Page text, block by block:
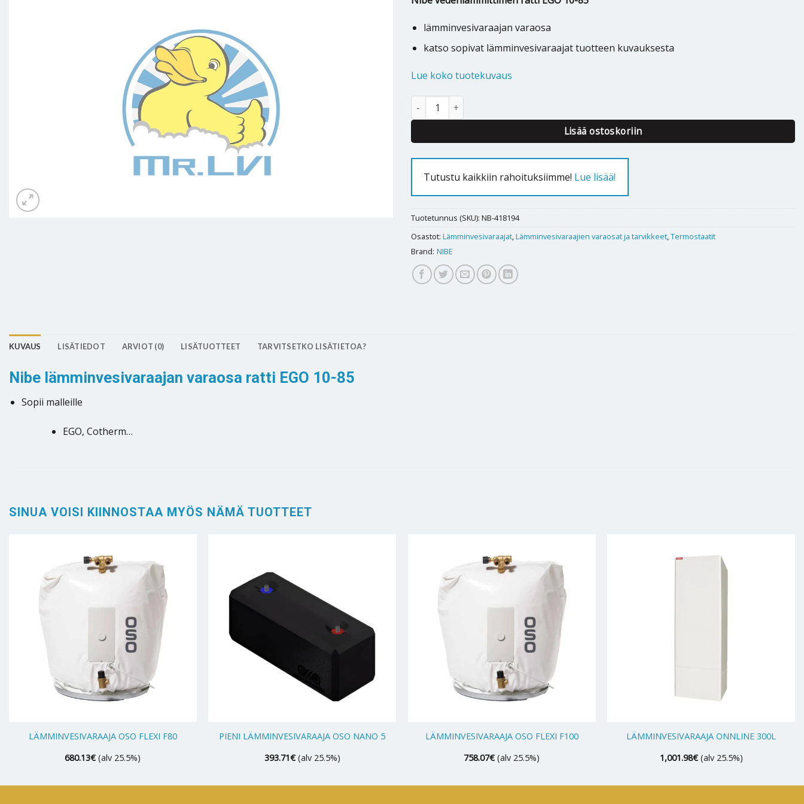
lämminvesivaraajan varaosa
katso sopivat lämminvesivaraajat tuotteen kuvauksesta
Lue koko tuotekuvaus
Nibe varaajan varaosa ratti EGO 10-85 - 418194 määrä
Lisää ostoskoriin
Tutustu kaikkiin rahoituksiimme! Lue lisää!
Tuotetunnus (SKU): NB-418194
Osastot: Lämminvesivaraajat Lämminvesivaraajien varaosat ja tarvikkeet Termostaatit
Brand: NIBE
KUVAUS LISÄTIEDOT ARVIOT (0) LISÄTUOTTEET TARVITSETKO LISÄTIETOA?
Nibe lämminvesivaraajan varaosa ratti EGO 10-85
Sopii malleille
EGO, Cotherm…
SINUA VOISI KIINNOSTAA MYÖS NÄMÄ TUOTTEET
LÄMMINVESIVARAAJA OSO FLEXI F80
680.13€ (alv 25.5%)
PIENI LÄMMINVESIVARAAJA OSO NANO 5
393.71€ (alv 25.5%)
LÄMMINVESIVARAAJA OSO FLEXI F100
758.07€ (alv 25.5%)
LÄMMINVESIVARAAJA ONNLINE 300L
1,001.98€ (alv 25.5%)